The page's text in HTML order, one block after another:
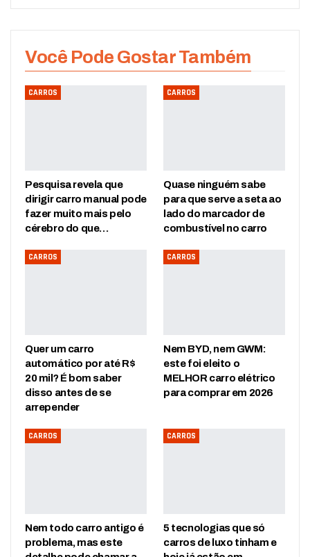
Você Pode Gostar Também
CARROS
Pesquisa revela que
dirigir carro manual pode
fazer muito mais pelo
cérebro do que…
CARROS
Quase ninguém sabe
para que serve a seta ao
lado do marcador de
combustível no carro
CARROS
Quer um carro
automático por até R$
20 mil? É bom saber
disso antes de se
arrepender
CARROS
Nem BYD, nem GWM:
este foi eleito o
MELHOR carro elétrico
para comprar em 2026
CARROS
Nem todo carro antigo é
problema, mas este
CARROS
5 tecnologias que só
carros de luxo tinham e